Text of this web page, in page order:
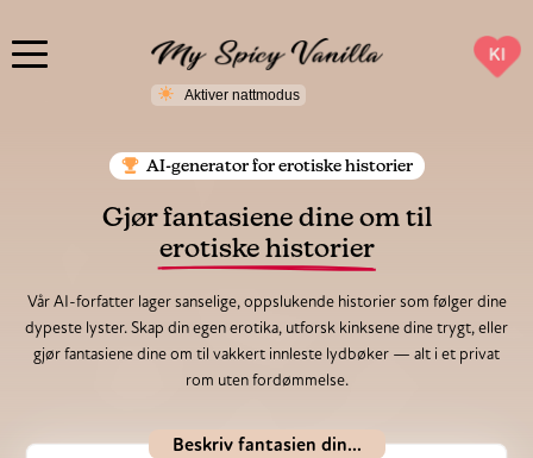
KI
AI-generator for erotiske historier
Gjør fantasiene dine om til
erotiske historier
Vår AI-forfatter lager sanselige, oppslukende historier som følger dine
dypeste lyster. Skap din egen erotika, utforsk kinksene dine trygt, eller
gjør fantasiene dine om til vakkert innleste lydbøker — alt i et privat
rom uten fordømmelse.
Beskriv fantasien din...